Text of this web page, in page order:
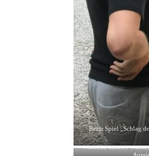
Beim Spiel „Schlag
Während unseres